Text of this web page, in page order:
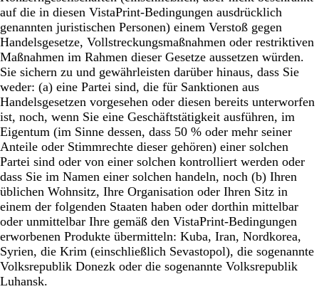
auf die in diesen VistaPrint-Bedingungen ausdrücklich
genannten juristischen Personen) einem Verstoß gegen
Handelsgesetze, Vollstreckungsmaßnahmen oder restriktiven
Maßnahmen im Rahmen dieser Gesetze aussetzen würden.
Sie sichern zu und gewährleisten darüber hinaus, dass Sie
weder: (a) eine Partei sind, die für Sanktionen aus
Handelsgesetzen vorgesehen oder diesen bereits unterworfen
ist, noch, wenn Sie eine Geschäftstätigkeit ausführen, im
Eigentum (im Sinne dessen, dass 50 % oder mehr seiner
Anteile oder Stimmrechte dieser gehören) einer solchen
Partei sind oder von einer solchen kontrolliert werden oder
dass Sie im Namen einer solchen handeln, noch (b) Ihren
üblichen Wohnsitz, Ihre Organisation oder Ihren Sitz in
einem der folgenden Staaten haben oder dorthin mittelbar
oder unmittelbar Ihre gemäß den VistaPrint-Bedingungen
erworbenen Produkte übermitteln: Kuba, Iran, Nordkorea,
Syrien, die Krim (einschließlich Sevastopol), die sogenannte
Volksrepublik Donezk oder die sogenannte Volksrepublik
Luhansk.